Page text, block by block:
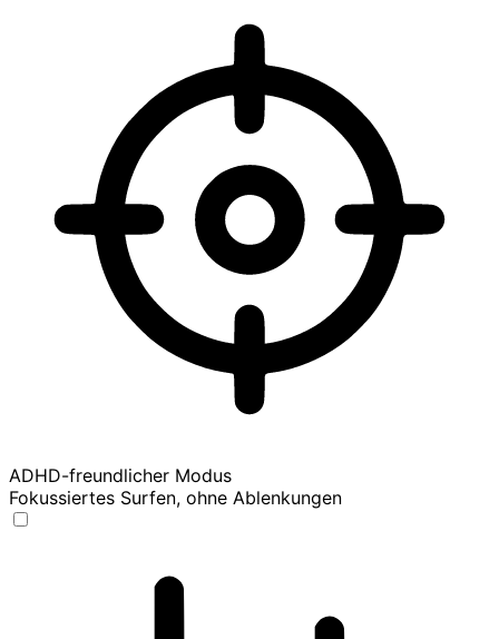
ADHD-freundlicher Modus
Fokussiertes Surfen, ohne Ablenkungen